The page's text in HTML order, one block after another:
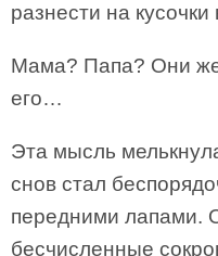
разнести на
Мама? Папа? Они же
его…
Эта мысль
снов стал
передними лапами.
бесчисленные